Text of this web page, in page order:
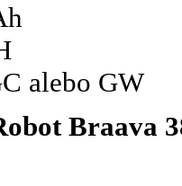
alebo GW
Braava